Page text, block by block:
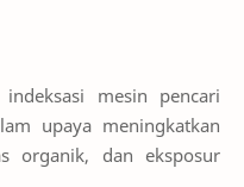
mesin pencari
upaya meningkatkan
organik, dan eksposur